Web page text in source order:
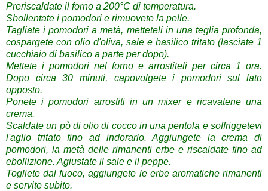
Preriscaldate il forno a 200°C di temperatura.
Sbollentate i pomodori e rimuovete la pelle.
Tagliate i pomodori a metà, metteteli in una teglia profonda,
cospargete con olio d'oliva, sale e basilico tritato (lasciate 1
cucchiaio di basilico a parte per dopo).
Mettete i pomodori nel forno e arrostiteli per circa 1 ora.
Dopo circa 30 minuti, capovolgetei pomodori
sul lato
opposto.
Ponete i pomodori arrostiti in un mixer e ricavatene una
crema.
Scaldate un pò di oliodi cocco in una pentola e soffriggetevi
l'aglio
tritato fino ad indorarlo. Aggiungete la
crema di
pomodori, la metà delle rimanenti erbe e riscaldate fino ad
ebollizione. Agiustate il sale e il peppe.
Togliete dal fuoco, aggiungete le erbe aromatiche rimanenti
e servite subito.